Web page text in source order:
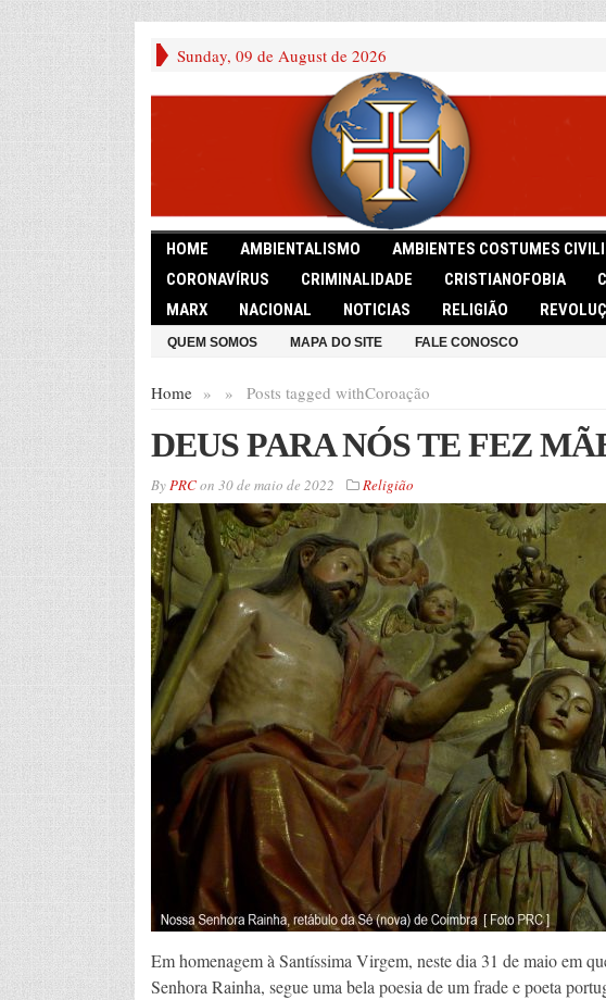
Sunday, 09 de August de 2026
HOME AMBIENTALISMO AMBIENTES COSTUMES
CORONAVÍRUS
CRIMINALIDADE CRISTIANOFOBIA
MARX
NACIONAL NOTICIAS RELIGIÃO
QUEM SOMOS MAPA DO SITE FALE CONOSCO
Home » Posts tagged with
» Coroação
DEUS PARA NÓS TE FEZ
ByPRCon 30 de maio de 2022 Religião
Em homenagem à Santíssima Virgem, neste dia 31 de maio em
Senhora Rainha, segue uma bela poesia de um frade e poeta